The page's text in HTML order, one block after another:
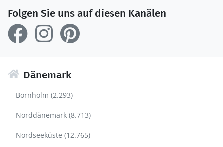
Folgen Sie uns auf diesen Kanälen
Dänemark
Bornholm (2.293)
Norddänemark (8.713)
Nordseeküste (12.765)